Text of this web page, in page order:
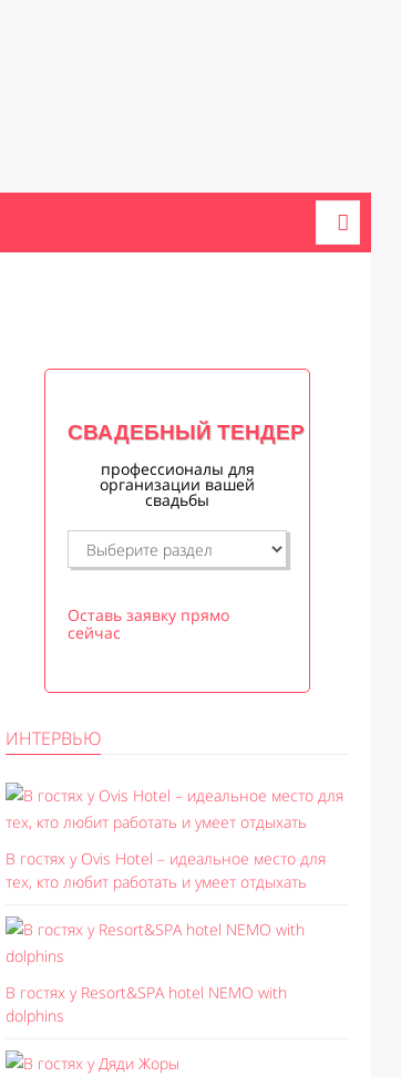
СВАДЕБНЫЙ ТЕНДЕР
профессионалы для
организации вашей
свадьбы
Оставь заявку прямо
сейчас
ИНТЕРВЬЮ
В гостях у Ovis Hotel – идеальное место для
тех, кто любит работать и умеет отдыхать
В гостях у Resort&SPA hotel NEMO with
dolphins